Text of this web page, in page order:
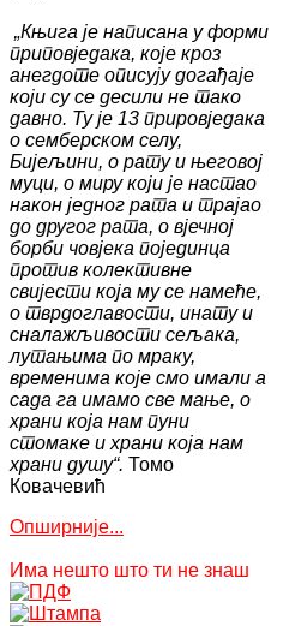
„Књига је написана у форми
приповједака, које кроз
анегдоте описују догађаје
који су се десили не тако
давно. Ту је 13 прировједака
о семберском селу,
Бијељини, о рату и његовој
муци, о миру који је настао
након једног рата и трајао
до другог рата, о вјечној
борби човјека појединца
против колективне
свијести која му се намеће,
о тврдоглавости, инату и
сналажљивости сељака,
лутањима по мраку,
временима које смо имали а
сада га имамо све мање, о
храни која нам пуни
стомаке и храни која нам
храни душу“. Томо
Ковачевић
Опширније...
Има нешто што ти не знаш